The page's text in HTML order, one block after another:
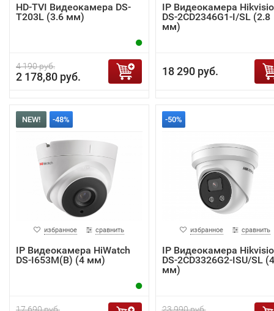
HD-TVI Видеокамера DS-
T203L (3.6 мм)
4 190 руб.
2 178,80 руб.
IP Видеокамера
DS-2CD2346G1-I/SL (2.8
мм)
18 290 руб.
NEW! -48%
избранное сравнить
IP Видеокамера HiWatch
DS-I653M(B) (4 мм)
17 690 руб.
-50%
избранное сравнить
IP Видеокамера
DS-2CD3326G2-ISU/SL (4
мм)
23 990 руб.